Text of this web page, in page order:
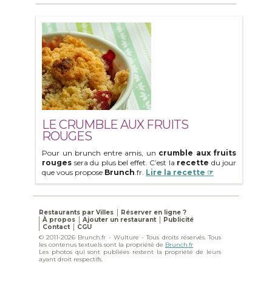
LE CRUMBLE AUX FRUITS
ROUGES
Pour un brunch entre amis, un crumble aux fruits
rouges sera du plus bel effet. C’est la recette du jour
que vous propose Brunch.fr. Lire la recette ☞
Restaurants par Villes
Réserver en ligne ?
À propos
Ajouter un restaurant
Publicité
Contact
CGU
© 2011-2026 Brunch.fr - Wulture - Tous droits réservés. Tous
les contenus textuels sont la propriété de Brunch.fr
Les photos qui sont publiées restent la propriété de leurs
ayant droit respectifs.